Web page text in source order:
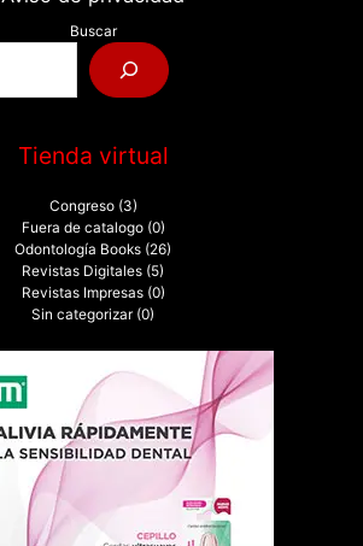
Buscar
Tienda virtual
Congreso (3)
Fuera de catalogo (0)
Odontología Books (26)
Revistas Digitales (5)
Revistas Impresas (0)
Sin categorizar (0)